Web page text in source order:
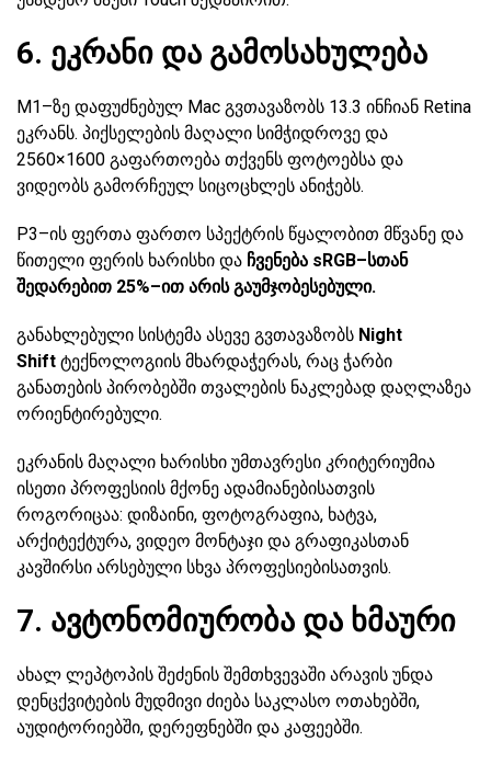
6. ეკრანი და გამოსახულება
M1–ზე დაფუძნებულ Mac გვთავაზობს 13.3 ინჩიან Retina
ეკრანს. პიქსელების მაღალი სიმჭიდროვე და
2560×1600 გაფართოება თქვენს ფოტოებსა და
ვიდეობს გამორჩეულ სიცოცხლეს ანიჭებს.
P3–ის ფერთა ფართო სპექტრის წყალობით მწვანე და
წითელი ფერის ხარისხი და ჩვენება sRGB–სთან
შედარებით 25%–ით არის გაუმჯობესებული.
განახლებული სისტემა ასევე გვთავაზობს Night
Shift ტექნოლოგიის მხარდაჭერას, რაც ჭარბი
განათების პირობებში თვალების ნაკლებად დაღლაზეა
ორიენტირებული.
ეკრანის მაღალი ხარისხი უმთავრესი კრიტერიუმია
ისეთი პროფესიის მქონე ადამიანებისათვის
როგორიცაა: დიზაინი, ფოტოგრაფია, ხატვა,
არქიტექტურა, ვიდეო მონტაჯი და გრაფიკასთან
კავშირსი არსებული სხვა პროფესიებისათვის.
7. ავტონომიურობა და ხმაური
ახალ ლეპტოპის შეძენის შემთხვევაში არავის უნდა
დენცქვიტების მუდმივი ძიება საკლასო ოთახებში,
აუდიტორიებში, დერეფნებში და კაფეებში.